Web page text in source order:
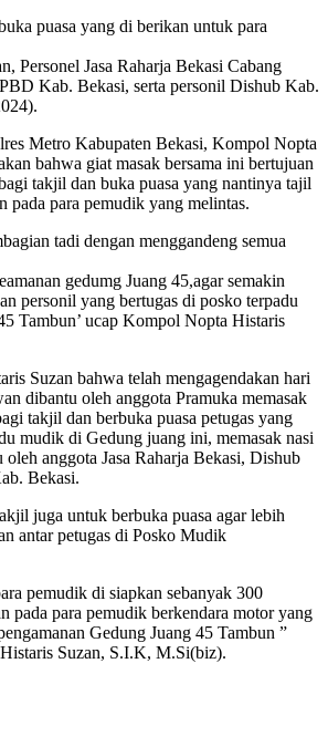
puasa yang di berikan untuk para
Personel Jasa Raharja Bekasi Cabang
Kab. Bekasi, serta personil Dishub Kab.
Metro Kabupaten Bekasi, Kompol Nopta
bahwa giat masak bersama ini bertujuan
takjil dan buka puasa yang nantinya tajil
pada para pemudik yang melintas.
tadi dengan menggandeng semua
gedumg Juang 45,agar semakin
personil yang bertugas di posko terpadu
Tambun’ ucap Kompol Nopta Histaris
Suzan bahwa telah mengagendakan hari
dibantu oleh anggota Pramuka memasak
takjil dan berbuka puasa petugas yang
mudik di Gedung juang ini, memasak nasi
anggota Jasa Raharja Bekasi, Dishub
Bekasi.
juga untuk berbuka puasa agar lebih
antar petugas di Posko Mudik
pemudik di siapkan sebanyak 300
pada para pemudik berkendara motor yang
Gedung Juang 45 Tambun ”
Suzan, S.I.K, M.Si(biz).